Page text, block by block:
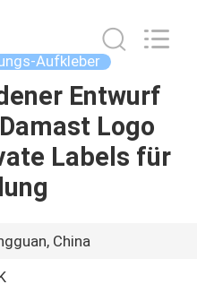
Aufkleber
Entwurf
Logo
Labels für
China